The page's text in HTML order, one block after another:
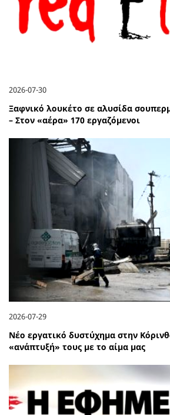
2026-07-30
Ξαφνικό λουκέτο σε αλυσίδα
– Στον «αέρα» 170 εργαζόμενοι
2026-07-29
Νέο εργατικό δυστύχημα στην
«ανάπτυξή» τους με το αίμα μας